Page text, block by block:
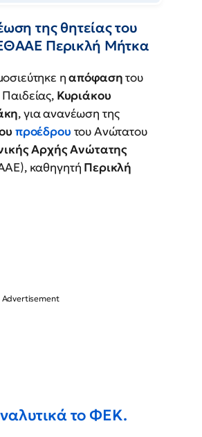
της θητείας του
Περικλή Μήτκα
ηαπόφασητου
Κυριάκου
, για ανανέωση της
προέδρου του Ανώτατου
Αρχής Ανώτατης
καθηγητή Περικλή
το ΦΕΚ.